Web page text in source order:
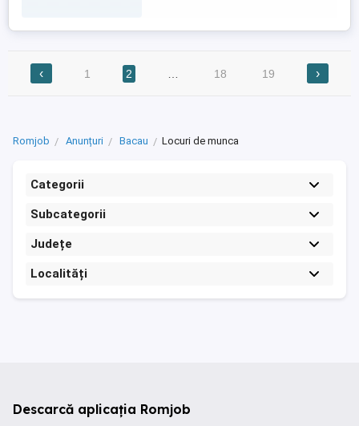
‹ 1 2 18 19 ›
Romjob Anunțuri Bacau Locuri de munca
Categorii
Subcategorii
Județe
Localități
Descarcă aplicația Romjob